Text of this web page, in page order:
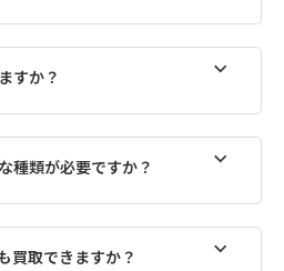
すか？
種類が必要ですか？
買取できますか？